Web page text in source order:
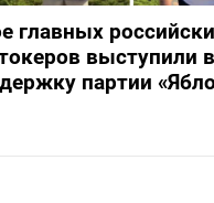
главных
выступили в
партии